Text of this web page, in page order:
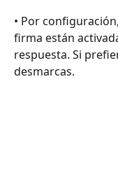
• Por
firma están
respuesta. Si
desmarcas.